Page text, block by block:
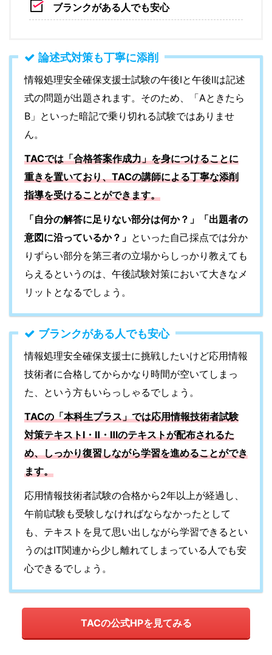
ブランクがある人でも安心
論述式対策も丁寧に添削
情報処理安全確保支援士試験の午後Ⅰと午後Ⅱは記述
式の問題が出題されます。そのため、「Aときたら
B」といった暗記で乗り切れる試験ではありませ
ん。
TACでは「合格答案作成力」を身につけることに
重きを置いており、TACの講師による丁寧な添削
指導を受けることができます。
「自分の解答に足りない部分は何か？」「出題者の
意図に沿っているか？」 といった自己採点では分か
りずらい部分を第三者の立場からしっかり教えても
らえるというのは、午後試験対策において大きなメ
リットとなるでしょう。
ブランクがある人でも安心
情報処理安全確保支援士に挑戦したいけど応用情報
技術者に合格してからかなり時間が空いてしまっ
た、という方もいらっしゃるでしょう。
TACの「本科生プラス」では応用情報技術者試験
対策テキストⅠ・Ⅱ・Ⅲのテキストが配布されるた
め、しっかり復習しながら学習を進めることができ
ます。
応用情報技術者試験の合格から2年以上が経過し、
午前Ⅰ試験も受験しなければならなかったとして
も、テキストを見て思い出しながら学習できるとい
うのはIT関連から少し離れてしまっている人でも安
心できるでしょう。
TACの公式HPを見てみる